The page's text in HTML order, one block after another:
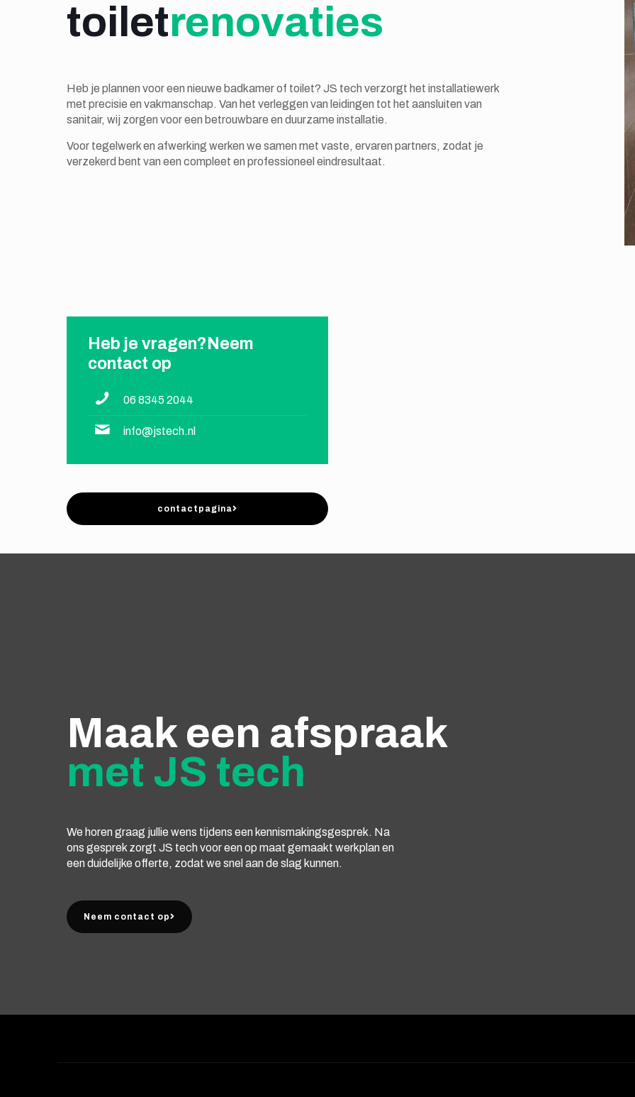
toiletrenovaties
Heb je plannen voor een nieuwe badkamer of toilet? JS tech verzorgt het installatiewerk
met precisie en vakmanschap. Van het verleggen van leidingen tot het aansluiten van
sanitair, wij zorgen voor een betrouwbare en duurzame installatie.
Voor tegelwerk en afwerking werken we samen met vaste, ervaren partners, zodat je
verzekerd bent van een compleet en professioneel eindresultaat.
Heb je vragen?Neem
contact op
06 8345 2044
info@jstech.nl
contactpagina
Maak een afspraak
met JS tech
We horen graag jullie wens tijdens een kennismakingsgesprek. Na
ons gesprek zorgt JS tech voor een op maat gemaakt werkplan en
een duidelijke offerte, zodat we snel aan de slag kunnen.
Neem contact op